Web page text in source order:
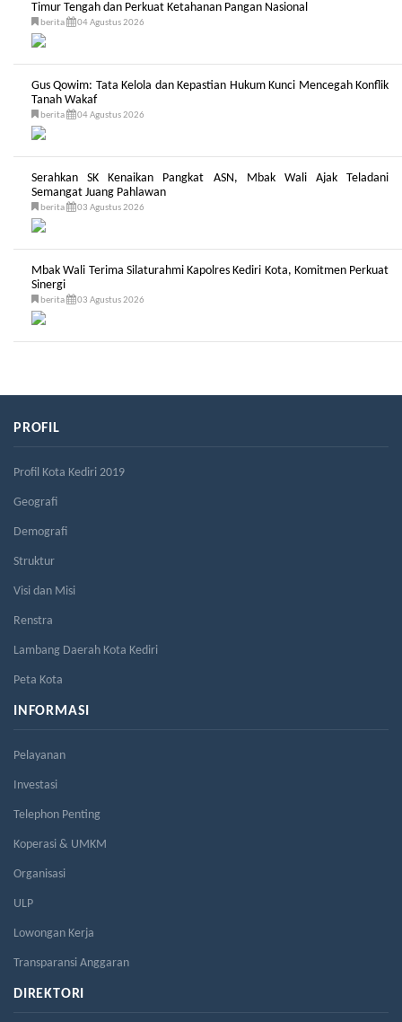
Timur Tengah dan Perkuat Ketahanan Pangan Nasional
berita 04 Agustus 2026
Gus Qowim: Tata Kelola dan Kepastian Hukum Kunci Mencegah Konflik
Tanah Wakaf
berita 04 Agustus 2026
Serahkan SK Kenaikan Pangkat ASN, Mbak Wali Ajak Teladani
Semangat Juang Pahlawan
berita 03 Agustus 2026
Mbak Wali Terima Silaturahmi Kapolres Kediri Kota, Komitmen Perkuat
Sinergi
berita 03 Agustus 2026
PROFIL
Profil Kota Kediri 2019
Geografi
Demografi
Struktur
Visi dan Misi
Renstra
Lambang Daerah Kota Kediri
Peta Kota
INFORMASI
Pelayanan
Investasi
Telephon Penting
Koperasi & UMKM
Organisasi
ULP
Lowongan Kerja
Transparansi Anggaran
DIREKTORI